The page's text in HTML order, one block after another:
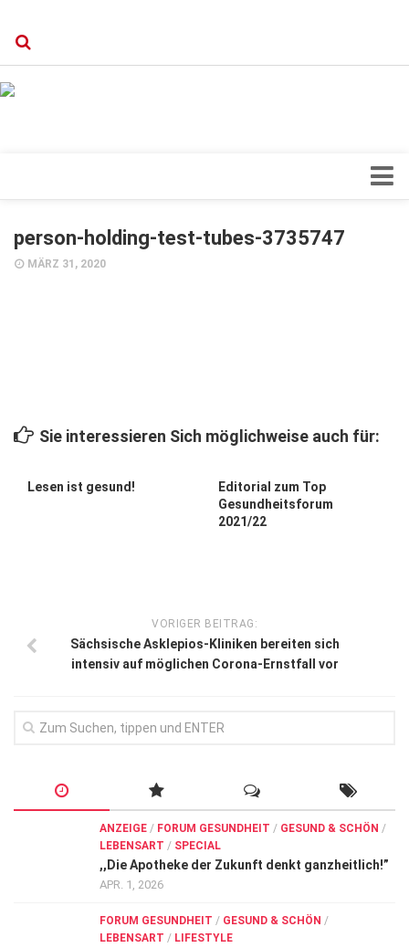
Forschung
Forum Gesundheit
Hören
person-holding-test-tubes-3735747
MÄRZ 31, 2020
Sie interessieren Sich möglichweise auch für:
Lesen ist gesund!
Editorial zum Top
Gesundheitsforum
2021/22
VORIGER BEITRAG:
Sächsische Asklepios-Kliniken bereiten sich
intensiv auf möglichen Corona-Ernstfall vor
ANZEIGE / FORUM GESUNDHEIT / GESUND & SCHÖN /
LEBENSART / SPECIAL
,,Die Apotheke der Zukunft denkt ganzheitlich!”
APR. 1, 2026
FORUM GESUNDHEIT / GESUND & SCHÖN /
LEBENSART / LIFESTYLE